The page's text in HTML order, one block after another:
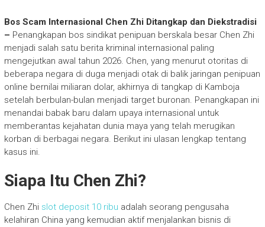
Bos Scam Internasional Chen Zhi Ditangkap dan Diekstradisi
– Penangkapan bos sindikat penipuan berskala besar Chen Zhi
menjadi salah satu berita kriminal internasional paling
mengejutkan awal tahun 2026. Chen, yang menurut otoritas di
beberapa negara di duga menjadi otak di balik jaringan penipuan
online bernilai miliaran dolar, akhirnya di tangkap di Kamboja
setelah berbulan-bulan menjadi target buronan. Penangkapan ini
menandai babak baru dalam upaya internasional untuk
memberantas kejahatan dunia maya yang telah merugikan
korban di berbagai negara. Berikut ini ulasan lengkap tentang
kasus ini.
Siapa Itu Chen Zhi?
Chen Zhi slot deposit 10 ribu adalah seorang pengusaha
kelahiran China yang kemudian aktif menjalankan bisnis di